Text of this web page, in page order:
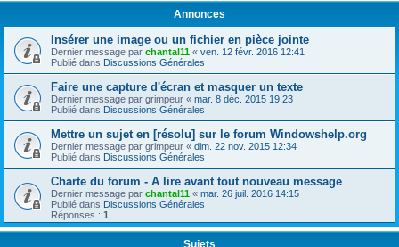
Annonces
Insérer une image ou un fichier en pièce jointe
Dernier message par chantal11 « ven. 12 févr. 2016 12:41
Publié dans Discussions Générales
Faire une capture d'écran et masquer un texte
Dernier message par grimpeur « mar. 8 déc. 2015 19:23
Publié dans Discussions Générales
Mettre un sujet en [résolu] sur le forum Windowshelp.org
Dernier message par grimpeur « dim. 22 nov. 2015 12:34
Publié dans Discussions Générales
Charte du forum - A lire avant tout nouveau message
Dernier message par chantal11 « mar. 26 juil. 2016 14:15
Publié dans Discussions Générales
Réponses : 1
Sujets